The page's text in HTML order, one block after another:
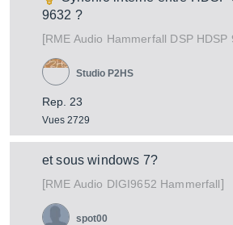
9632 ?
[RME Audio Hammerfall DSP HDSP
Rep. 23
Vues 2729
Studio P2HS
et sous windows 7?
[RME Audio DIGI9652 Hammerfall]
spot00